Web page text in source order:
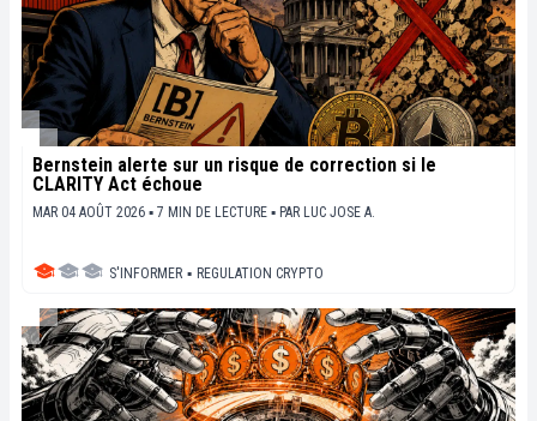
Bernstein alerte sur un risque de correction si le
CLARITY Act échoue
MAR 04 AOÛT 2026 ▪ 7 MIN DE LECTURE ▪ PAR LUC JOSE A.
S'INFORMER ▪ REGULATION CRYPTO